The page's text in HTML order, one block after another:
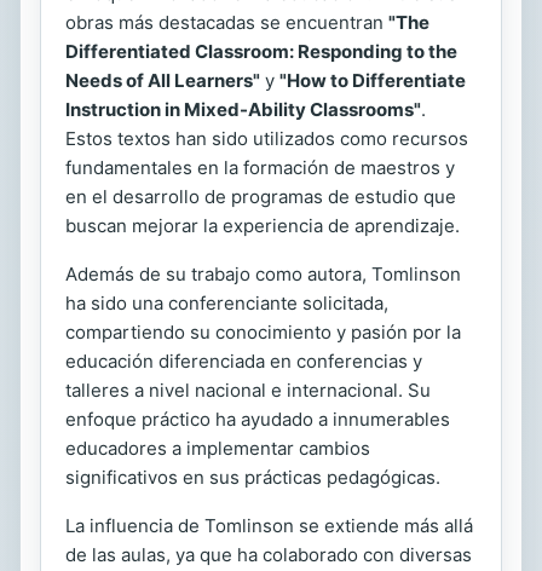
obras más destacadas se encuentran "The
Differentiated Classroom: Responding to the
Needs of All Learners" y "How to Differentiate
Instruction in Mixed-Ability Classrooms".
Estos textos han sido utilizados como recursos
fundamentales en la formación de maestros y
en el desarrollo de programas de estudio que
buscan mejorar la experiencia de aprendizaje.
Además de su trabajo como autora, Tomlinson
ha sido una conferenciante solicitada,
compartiendo su conocimiento y pasión por la
educación diferenciada en conferencias y
talleres a nivel nacional e internacional. Su
enfoque práctico ha ayudado a innumerables
educadores a implementar cambios
significativos en sus prácticas pedagógicas.
La influencia de Tomlinson se extiende más allá
de las aulas, ya que ha colaborado con diversas